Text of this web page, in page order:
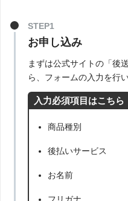
STEP1
お申し込み
まずは公式サイトの「後
ら、フォームの入力を行い
入力必須項目はこちら
商品種別
後払いサービス
お名前
フリガナ